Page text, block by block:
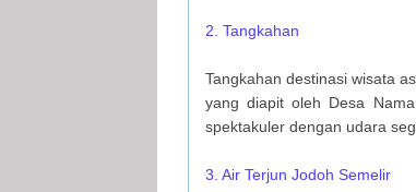
2. Tangkahan
Tangkahan destinasi wisata
yang diapit oleh Desa
spektakuler dengan udara
3. Air Terjun Jodoh Semelir